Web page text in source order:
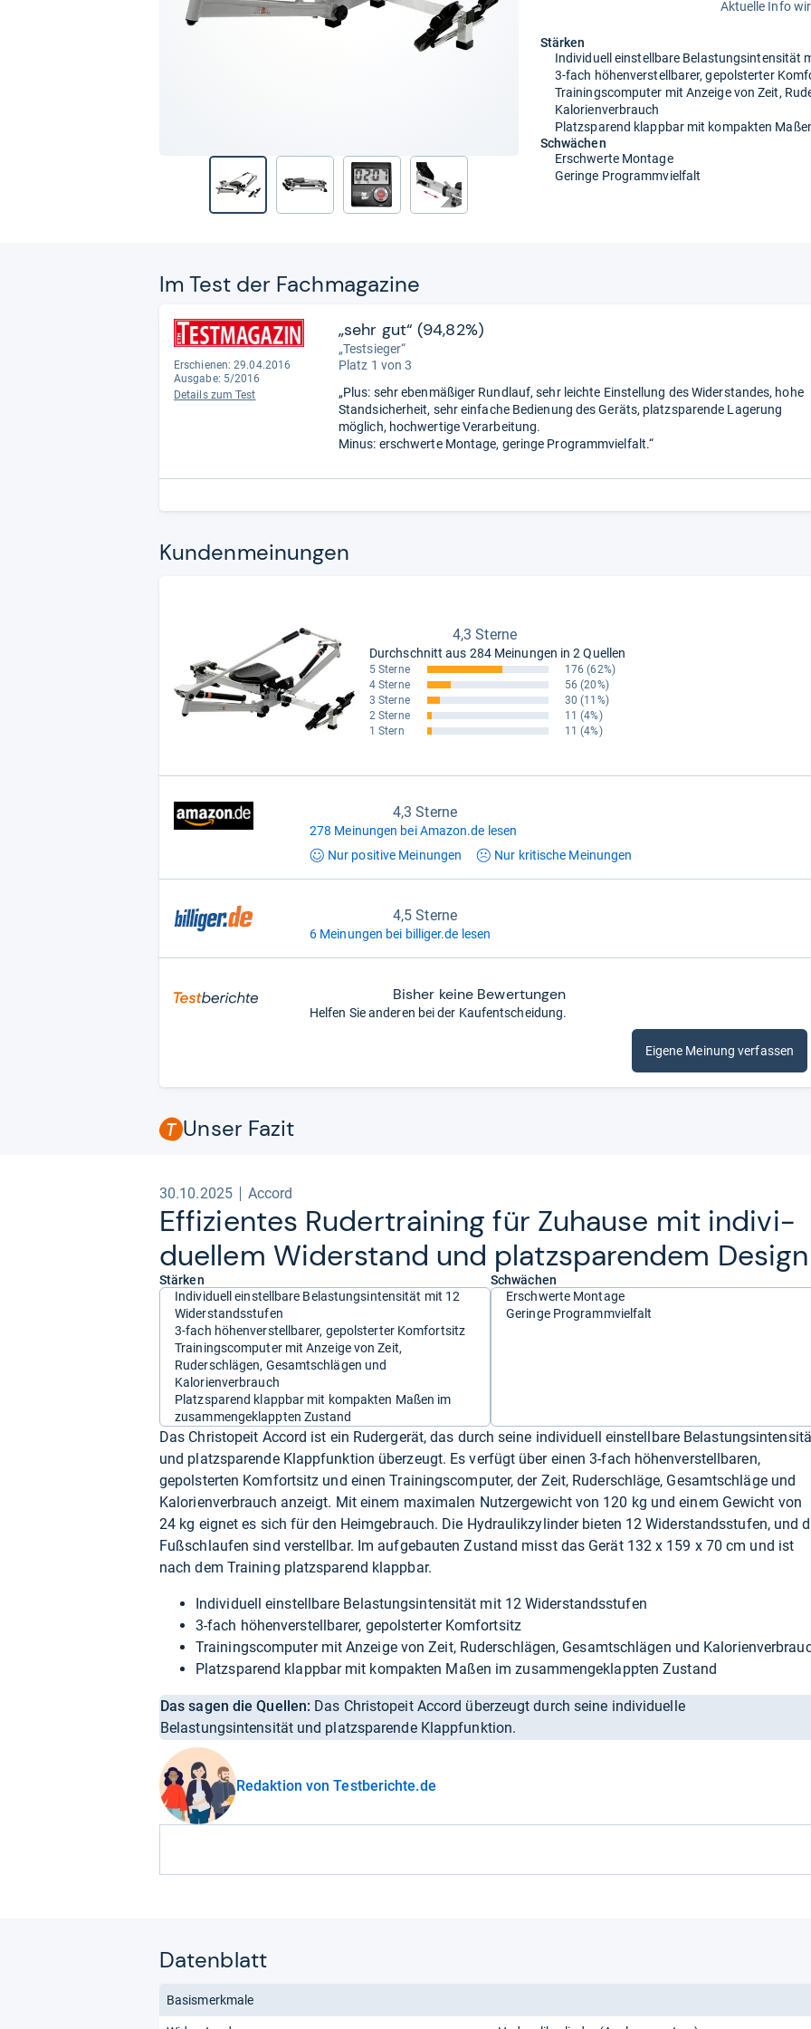
Aktuelle Info
Stärken
Individuell einstellbare Belastungsintensität
3-fach höhenverstellbarer, gepolsterter
Trainingscomputer mit Anzeige von Zeit,
Kalorienverbrauch
Platzsparend klappbar mit kompakten
Schwächen
Erschwerte Montage
Geringe Programmvielfalt
Im Test der Fach­ma­ga­zine
Erschienen: 29.04.2016
Ausgabe: 5/2016
Details zum Test
„sehr gut“ (94,82%)
„Testsieger“
Platz 1 von 3
„Plus: sehr ebenmäßiger Rundlauf, sehr leichte Einstellung des Widerstandes, hohe
Standsicherheit, sehr einfache Bedienung des Geräts, platzsparende Lagerung
möglich, hochwertige Verarbeitung.
Minus: erschwerte Montage, geringe Programmvielfalt.“
Kun­den­mei­nun­gen
4,3 Sterne
Durchschnitt aus 284 Meinungen in 2 Quellen
5 Sterne 176 (62%)
4 Sterne
56 (20%)
3 Sterne
30 (11%)
2 Sterne
11 (4%)
1 Stern
11 (4%)
4,3 Sterne
278 Meinungen bei Amazon.de lesen
Nur positive Meinungen Nur kritische Meinungen
4,5 Sterne
6 Meinungen bei billiger.de lesen
Bisher keine Bewertungen
Helfen Sie anderen bei der Kaufentscheidung.
Eigene Meinung verfassen
Unser Fazit
30.10.2025 Accord
Effi­zi­en­tes Ruder­trai­ning für Zuhause mit indi­vi­
du­el­lem Wider­stand und platz­spa­ren­dem Design
Stärken
Individuell einstellbare Belastungsintensität mit 12
Widerstandsstufen
3-fach höhenverstellbarer, gepolsterter Komfortsitz
Trainingscomputer mit Anzeige von Zeit,
Ruderschlägen, Gesamtschlägen und
Kalorienverbrauch
Platzsparend klappbar mit kompakten Maßen im
zusammengeklappten Zustand
Schwächen
Erschwerte Montage
Geringe Programmvielfalt
Das Christopeit Accord ist ein Rudergerät, das durch seine individuell einstellbare
und platzsparende Klappfunktion überzeugt. Es verfügt über einen 3-fach höhenverstellbaren,
gepolsterten Komfortsitz und einen Trainingscomputer, der Zeit, Ruderschläge, Gesamtschläge und
Kalorienverbrauch anzeigt. Mit einem maximalen Nutzergewicht von 120 kg und einem Gewicht von
24 kg eignet es sich für den Heimgebrauch. Die Hydraulikzylinder bieten 12 Widerstandsstufen, und
Fußschlaufen sind verstellbar. Im aufgebauten Zustand misst das Gerät 132 x 159 x 70 cm und ist
nach dem Training platzsparend klappbar.
Individuell einstellbare Belastungsintensität mit 12 Widerstandsstufen
3-fach höhenverstellbarer, gepolsterter Komfortsitz
Trainingscomputer mit Anzeige von Zeit, Ruderschlägen, Gesamtschlägen und
Platzsparend klappbar mit kompakten Maßen im zusammengeklappten Zustand
Das sagen die Quellen: Das Christopeit Accord überzeugt durch seine individuelle
Belastungsintensität und platzsparende Klappfunktion.
Redaktion von Testberichte.de
Datenblatt
Basismerkmale